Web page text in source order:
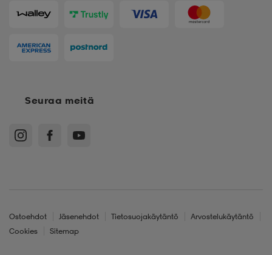
Seuraa meitä
Ostoehdot Jäsenehdot Tietosuojakäytäntö
Arvostelukäytäntö
Cookies
Sitemap